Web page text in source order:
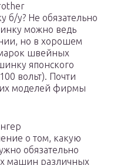
у? Не обязательно
можно ведь
но в хорошем
швейных
японского
вольт). Почти
моделей фирмы
о том, какую
обязательно
машин различных